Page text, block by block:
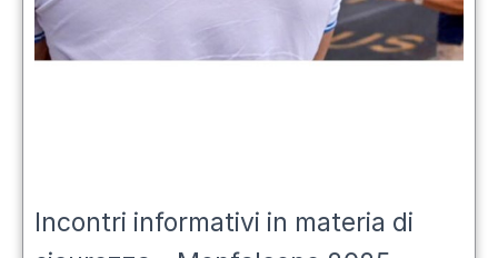
Incontri informativi in materia di